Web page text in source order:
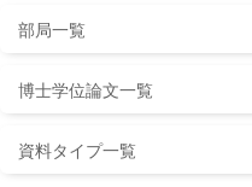
部局一覧
博士学位論文一覧
資料タイプ一覧